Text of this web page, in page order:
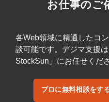
StockSun株式会社〒160-0023 東
都心丸善ビル7階
お仕事のご
各Web領域に精通したコ
談可能です。デジマ支援
StockSun」にお任せくださ
プロに無料相談をす